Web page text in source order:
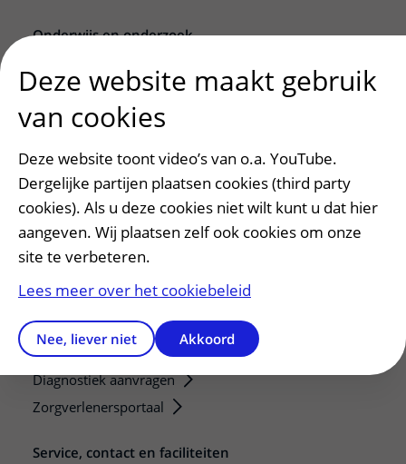
Onderwijs en onderzoek
De Nieuwe Utrechtse School
Stage en opleidingsplaatsen
Research groups
Researchers
Research technologies
Verwijzers
Mijn patiënt verwijzen
Teleconsult aanvragen
Diagnostiek aanvragen
Zorgverlenersportaal
Service, contact en faciliteiten
Deze website maakt gebruik
van cookies
Deze website toont video’s van o.a. YouTube.
Dergelijke partijen plaatsen cookies (third party
cookies). Als u deze cookies niet wilt kunt u dat hier
aangeven. Wij plaatsen zelf ook cookies om onze
site te verbeteren.
Lees meer over het cookiebeleid
Nee, liever niet Akkoord